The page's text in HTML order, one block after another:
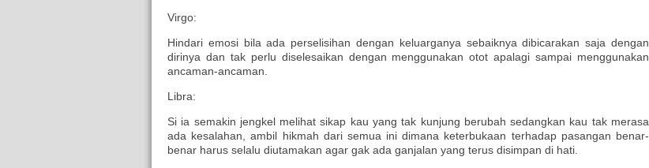
Virgo:
Hindari emosi bila ada perselisihan dengan keluarganya sebaiknya dibicarakan saja dengan
dirinya dan tak perlu diselesaikan dengan menggunakan otot apalagi sampai menggunakan
ancaman-ancaman.
Libra:
Si ia semakin jengkel melihat sikap kau yang tak kunjung berubah sedangkan kau tak merasa
ada kesalahan, ambil hikmah dari semua ini dimana keterbukaan terhadap pasangan benar-
benar harus selalu diutamakan agar gak ada ganjalan yang terus disimpan di hati.